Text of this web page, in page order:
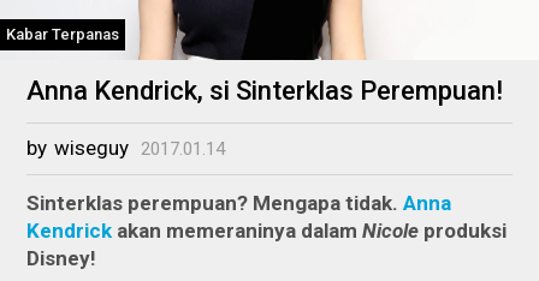
Kabar Terpanas
Anna Kendrick, si Sinterklas Perempuan!
by wiseguy 2017.01.14
Sinterklas perempuan? Mengapa tidak.Anna
Kendrick akan memeraninya dalamNicole produksi
Disney!